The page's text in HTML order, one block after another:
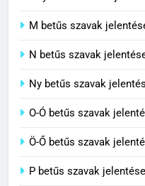
C
8
M betűs szavak
N betűs szavak
Ny betűs szavak
O-Ó betűs szavak
Ö-Ő betűs szavak
P betűs szavak jelentése